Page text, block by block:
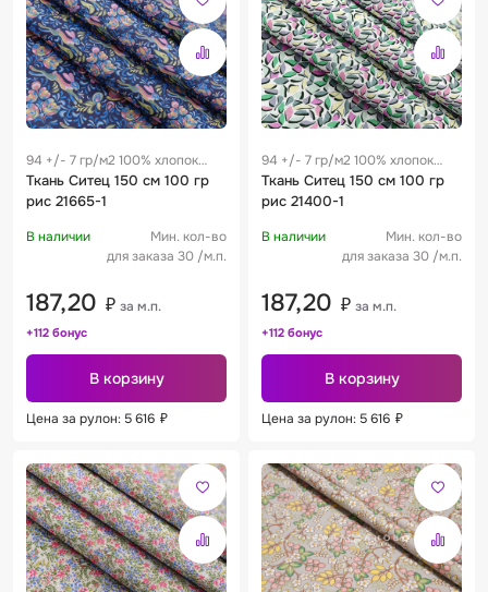
94 +/- 7 гр/м2 100% хлопок
0.28 м
Ткань Ситец 150 см 100 гр
рис 21665-1
В наличии
Мин. кол-во
для заказа 30 /м.п.
187,20 ₽ за м.п.
+112 бонус
В корзину
Цена за рулон: 5 616 ₽
94 +/- 7 гр/м2 100% хлопок
0.28 м
Ткань Ситец 150 см 100 гр
рис 21400-1
В наличии
Мин. кол-во
для заказа 30 /м.п.
187,20 ₽ за м.п.
+112 бонус
В корзину
Цена за рулон: 5 616 ₽